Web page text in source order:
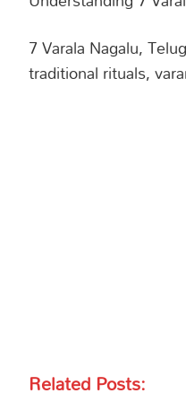
7 Varala Nagalu,
traditional rituals,
Related Posts: